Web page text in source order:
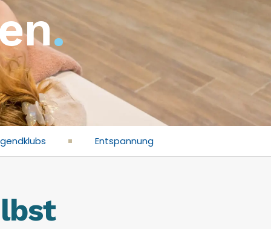
.
Entspannung